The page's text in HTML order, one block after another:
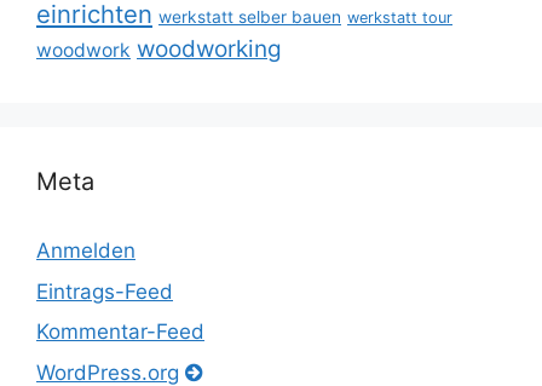
einrichten werkstatt selber bauen werkstatt tour
woodwork woodworking
Meta
Anmelden
Eintrags-Feed
Kommentar-Feed
WordPress.org